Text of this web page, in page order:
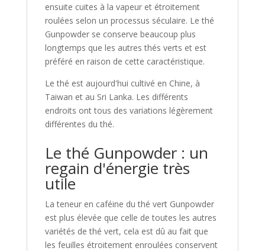
ensuite cuites à la vapeur et étroitement
roulées selon un processus séculaire. Le thé
Gunpowder se conserve beaucoup plus
longtemps que les autres thés verts et est
préféré en raison de cette caractéristique.
Le thé est aujourd'hui cultivé en Chine, à
Taiwan et au Sri Lanka. Les différents
endroits ont tous des variations légèrement
différentes du thé.
Le thé Gunpowder : un
regain d'énergie très
utile
La teneur en caféine du thé vert Gunpowder
est plus élevée que celle de toutes les autres
variétés de thé vert, cela est dû au fait que
les feuilles étroitement enroulées conservent